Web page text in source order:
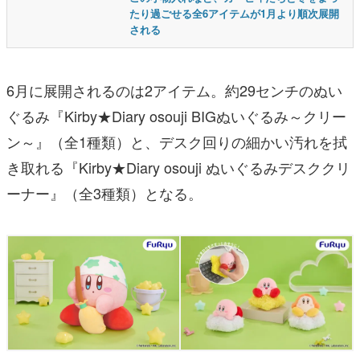
たり過ごせる全6アイテムが1月より順次展開
される
6月に展開されるのは2アイテム。約29センチのぬい
ぐるみ『Kirby★Diary osouji BIGぬいぐるみ～クリー
ン～』（全1種類）と、デスク回りの細かい汚れを拭
き取れる『Kirby★Diary osouji ぬいぐるみデスククリ
ーナー』（全3種類）となる。